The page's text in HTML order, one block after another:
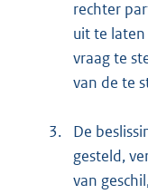
rechter
uit te
vraag te
van de te
3.
De
gesteld,
van